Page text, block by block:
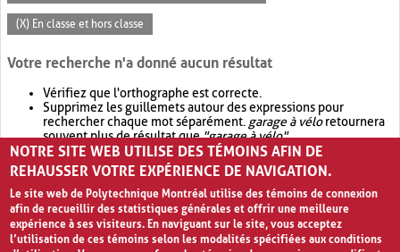
(X) En classe et hors classe
Votre recherche n'a donné aucun résultat
Vérifiez que l'orthographe est correcte.
Supprimez les guillemets autour des expressions pour
rechercher chaque mot séparément. garage à véloretournera
souvent plus de résultat que"garage à vélo".
Envisagez d'élargir votre recherche avec OR.garage OR vélo
retournera souvent plus de résultat quegarage à vélo
NOTRE SITE WEB UTILISE DES TÉMOINS AFIN DE
REHAUSSER VOTRE EXPÉRIENCE DE NAVIGATION.
Le site web de Polytechnique Montréal utilise des témoins de connexion
afin de recueillir des statistiques générales et offrir une meilleure
expérience à ses visiteurs. En naviguant sur le site, vous acceptez
l’utilisation de ces témoins selon les modalités spécifiées aux conditions